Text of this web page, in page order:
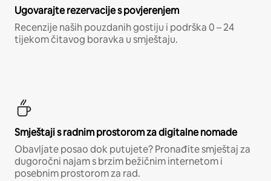
Ugovarajte rezervacije s povjerenjem
Recenzije naših pouzdanih gostiju i podrška 0 – 24
tijekom čitavog boravka u smještaju.
Smještaji s radnim prostorom za digitalne nomade
Obavljate posao dok putujete? Pronađite smještaj za
dugoročni najam s brzim bežičnim internetom i
posebnim prostorom za rad.